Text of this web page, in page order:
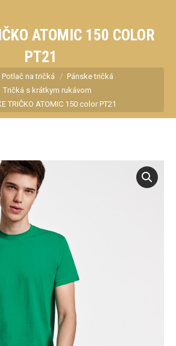
ATOMIC 150 COLOR
PT21
Potlač na tričká
Pánske tričká
Tričká s krátkym rukávom
TRIČKO ATOMIC 150 color PT21